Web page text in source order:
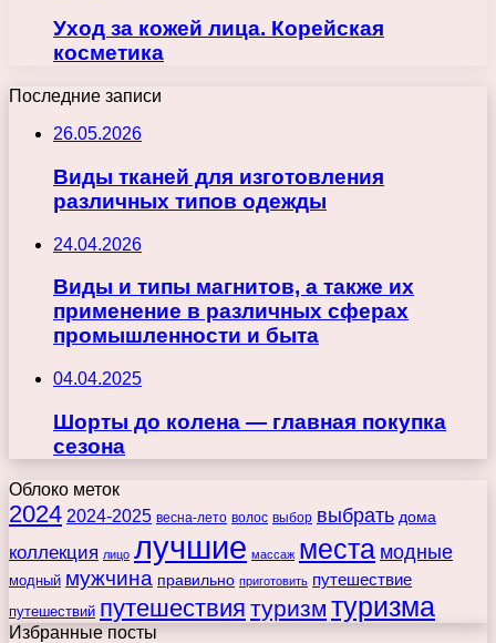
Уход за кожей лица. Корейская
косметика
Последние записи
26.05.2026
Виды тканей для изготовления
различных типов одежды
24.04.2026
Виды и типы магнитов, а также их
применение в различных сферах
промышленности и быта
04.04.2025
Шорты до колена — главная покупка
сезона
Облоко меток
2024 2024-2025 весна-лето волос выбор выбрать дома
коллекция лицо лучшие массаж места модные
модный мужчина правильно приготовить путешествие
путешествий путешествия туризм туризма
Избранные посты